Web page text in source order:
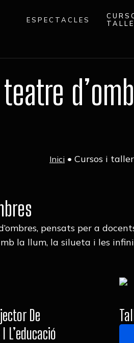
ESPECTACLES
Inici • Cursos i
pensats per a
la llum, la silueta i les
De